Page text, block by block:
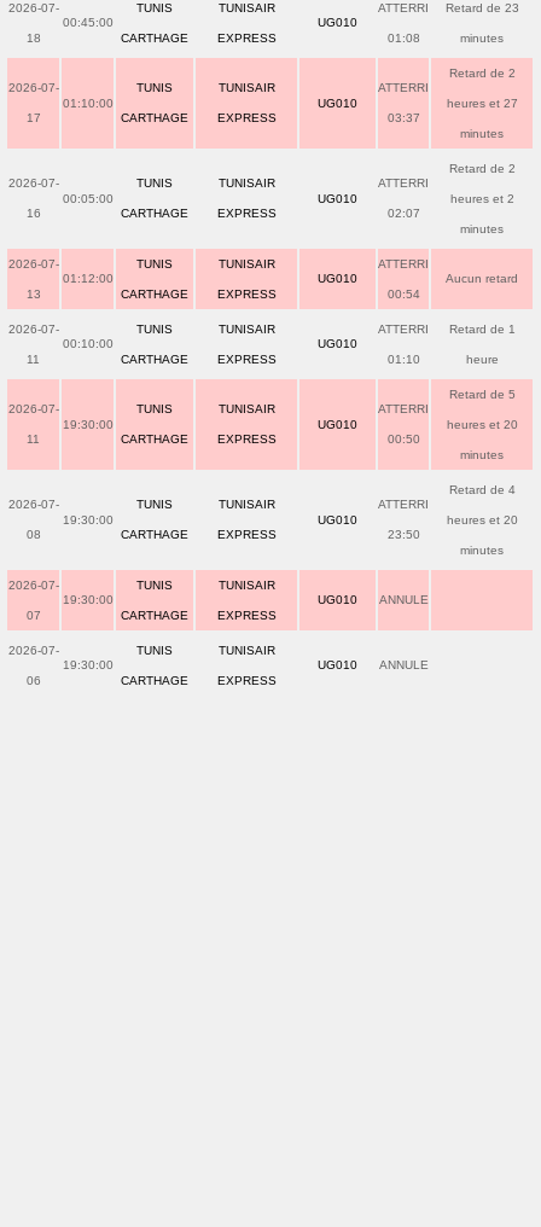
2026-07-
18
00:45:00
TUNIS
CARTHAGE
TUNISAIR
EXPRESS
UG010
ATTERRI
01:08
Retard de 23
minutes
2026-07-
17
01:10:00
TUNIS
CARTHAGE
TUNISAIR
EXPRESS
UG010
ATTERRI
03:37
Retard de 2
heures et 27
minutes
2026-07-
16
00:05:00
TUNIS
CARTHAGE
TUNISAIR
EXPRESS
UG010
ATTERRI
02:07
Retard de 2
heures et 2
minutes
2026-07-
13
01:12:00
TUNIS
CARTHAGE
TUNISAIR
EXPRESS
UG010
ATTERRI
00:54
Aucun retard
2026-07-
11
00:10:00
TUNIS
CARTHAGE
TUNISAIR
EXPRESS
UG010
ATTERRI
01:10
Retard de 1
heure
2026-07-
11
19:30:00
TUNIS
CARTHAGE
TUNISAIR
EXPRESS
UG010
ATTERRI
00:50
Retard de 5
heures et 20
minutes
2026-07-
08
19:30:00
TUNIS
CARTHAGE
TUNISAIR
EXPRESS
UG010
ATTERRI
23:50
Retard de 4
heures et 20
minutes
2026-07-
07
19:30:00
TUNIS
CARTHAGE
TUNISAIR
EXPRESS
UG010 ANNULE
2026-07-
06
19:30:00
TUNIS
CARTHAGE
TUNISAIR
EXPRESS
UG010 ANNULE